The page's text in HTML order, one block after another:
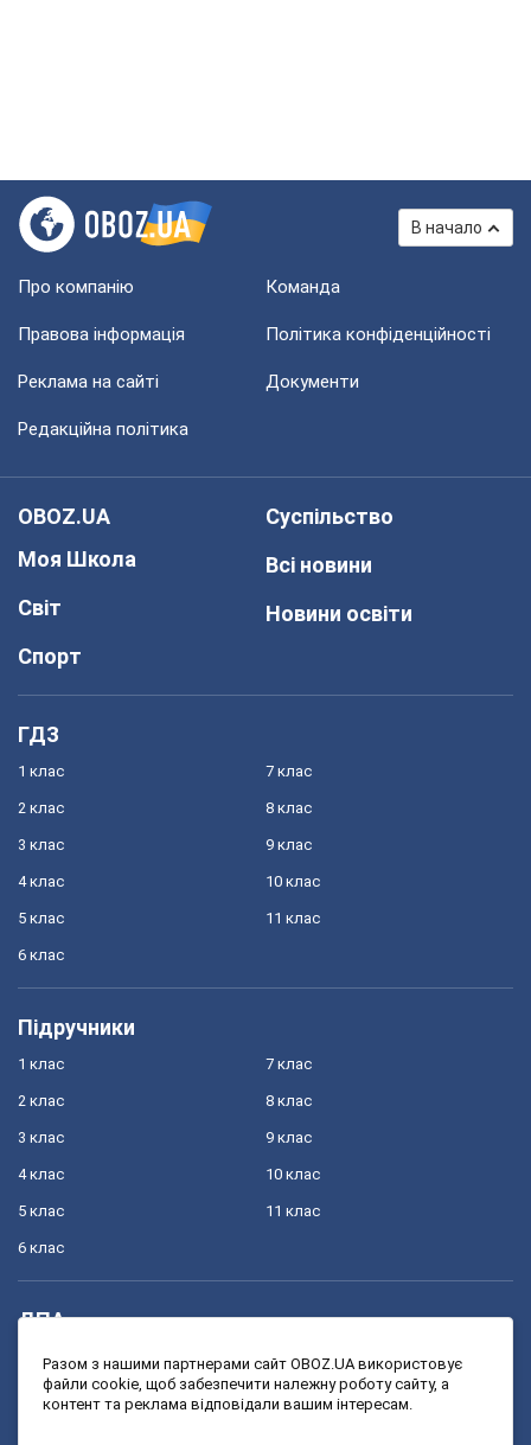
В начало
Про компанію Команда
Правова інформація Політика конфіденційності
Реклама на сайті Документи
Редакційна політика
OBOZ.UA
Моя Школа
Світ
Спорт
Суспільство
Всі новини
Новини освіти
ГДЗ
1 клас
2 клас
3 клас
4 клас
5 клас
6 клас
7 клас
8 клас
9 клас
10 клас
11 клас
Підручники
1 клас
2 клас
3 клас
4 клас
5 клас
6 клас
7 клас
8 клас
9 клас
10 клас
11 клас
ДПА
4 клас
9 клас
11 клас
Разом з нашими партнерами сайт OBOZ.UA використовує
файли cookie, щоб забезпечити належну роботу сайту, а
контент та реклама відповідали вашим інтересам.